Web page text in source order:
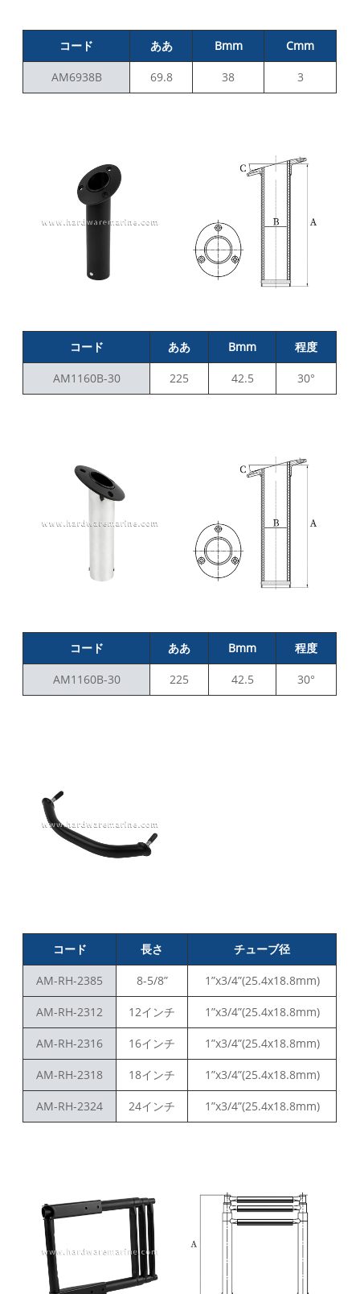
コード ああ Bmm Cmm
AM6938B 69.8 38 3
コード ああ Bmm 程度
AM1160B-30 225 42.5 30°
コード ああ Bmm 程度
AM1160B-30 225 42.5 30°
コード 長さ チューブ径
AM-RH-2385 8-5/8” 1”x3/4”(25.4x18.8mm)
AM-RH-2312 12インチ 1”x3/4”(25.4x18.8mm)
AM-RH-2316 16インチ 1”x3/4”(25.4x18.8mm)
AM-RH-2318 18インチ 1”x3/4”(25.4x18.8mm)
AM-RH-2324 24インチ 1”x3/4”(25.4x18.8mm)